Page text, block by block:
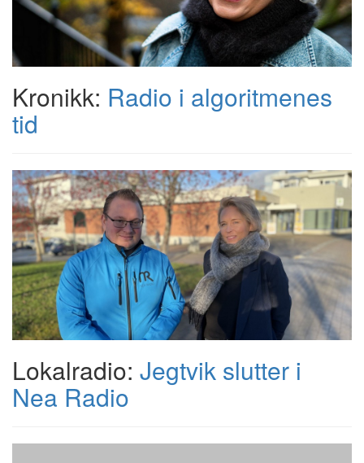
Kronikk: Radio i algoritmenes
tid
Lokalradio: Jegtvik slutter i
Nea Radio